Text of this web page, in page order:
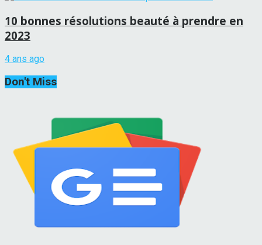
10 bonnes résolutions beauté à prendre en
2023
4 ans ago
Don't Miss